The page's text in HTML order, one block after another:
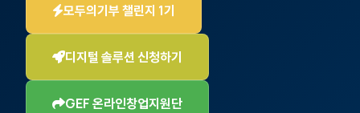
모두의기부 챌린지 1기
디지털 솔루션 신청하기
GEF 온라인창업지원단